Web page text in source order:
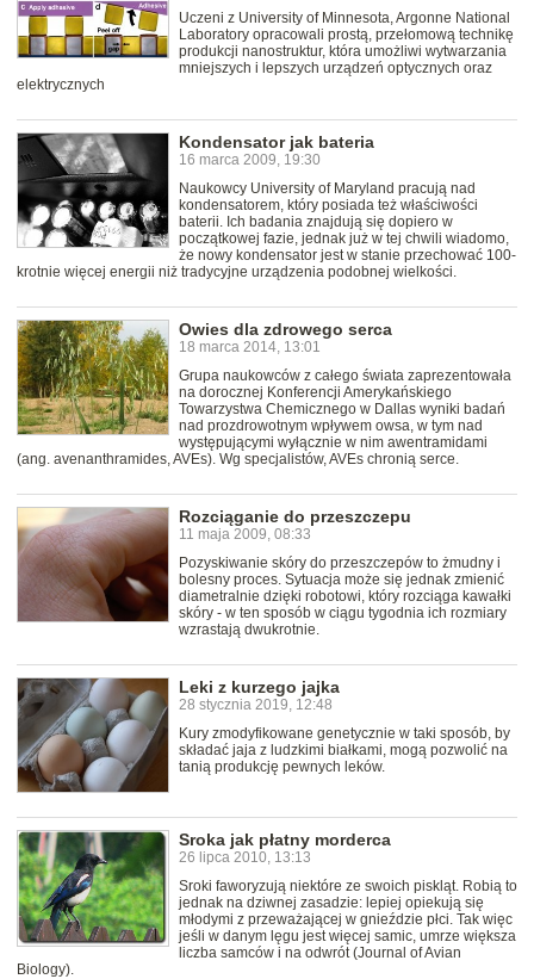
Uczeni z University of Minnesota, Argonne National
Laboratory opracowali prostą, przełomową technikę
produkcji nanostruktur, która umożliwi wytwarzania
mniejszych i lepszych urządzeń optycznych oraz
elektrycznych
Kondensator jak bateria
16 marca 2009, 19:30
Naukowcy University of Maryland pracują nad
kondensatorem, który posiada też właściwości
baterii. Ich badania znajdują się dopiero w
początkowej fazie, jednak już w tej chwili wiadomo,
że nowy kondensator jest w stanie przechować 100-
krotnie więcej energii niż tradycyjne urządzenia podobnej wielkości.
Owies dla zdrowego serca
18 marca 2014, 13:01
Grupa naukowców z całego świata zaprezentowała
na dorocznej Konferencji Amerykańskiego
Towarzystwa Chemicznego w Dallas wyniki badań
nad prozdrowotnym wpływem owsa, w tym nad
występującymi wyłącznie w nim awentramidami
(ang. avenanthramides, AVEs). Wg specjalistów, AVEs chronią serce.
Rozciąganie do przeszczepu
11 maja 2009, 08:33
Pozyskiwanie skóry do przeszczepów to żmudny i
bolesny proces. Sytuacja może się jednak zmienić
diametralnie dzięki robotowi, który rozciąga kawałki
skóry - w ten sposób w ciągu tygodnia ich rozmiary
wzrastają dwukrotnie.
Leki z kurzego jajka
28 stycznia 2019, 12:48
Kury zmodyfikowane genetycznie w taki sposób, by
składać jaja z ludzkimi białkami, mogą pozwolić na
tanią produkcję pewnych leków.
Sroka jak płatny morderca
26 lipca 2010, 13:13
Sroki faworyzują niektóre ze swoich piskląt. Robią to
jednak na dziwnej zasadzie: lepiej opiekują się
młodymi z przeważającej w gnieździe płci. Tak więc
jeśli w danym lęgu jest więcej samic, umrze większa
liczba samców i na odwrót (Journal of Avian
Biology).